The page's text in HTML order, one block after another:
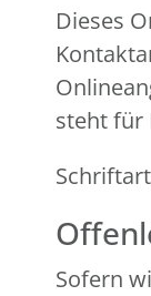
Dieses
steht für
Sofern